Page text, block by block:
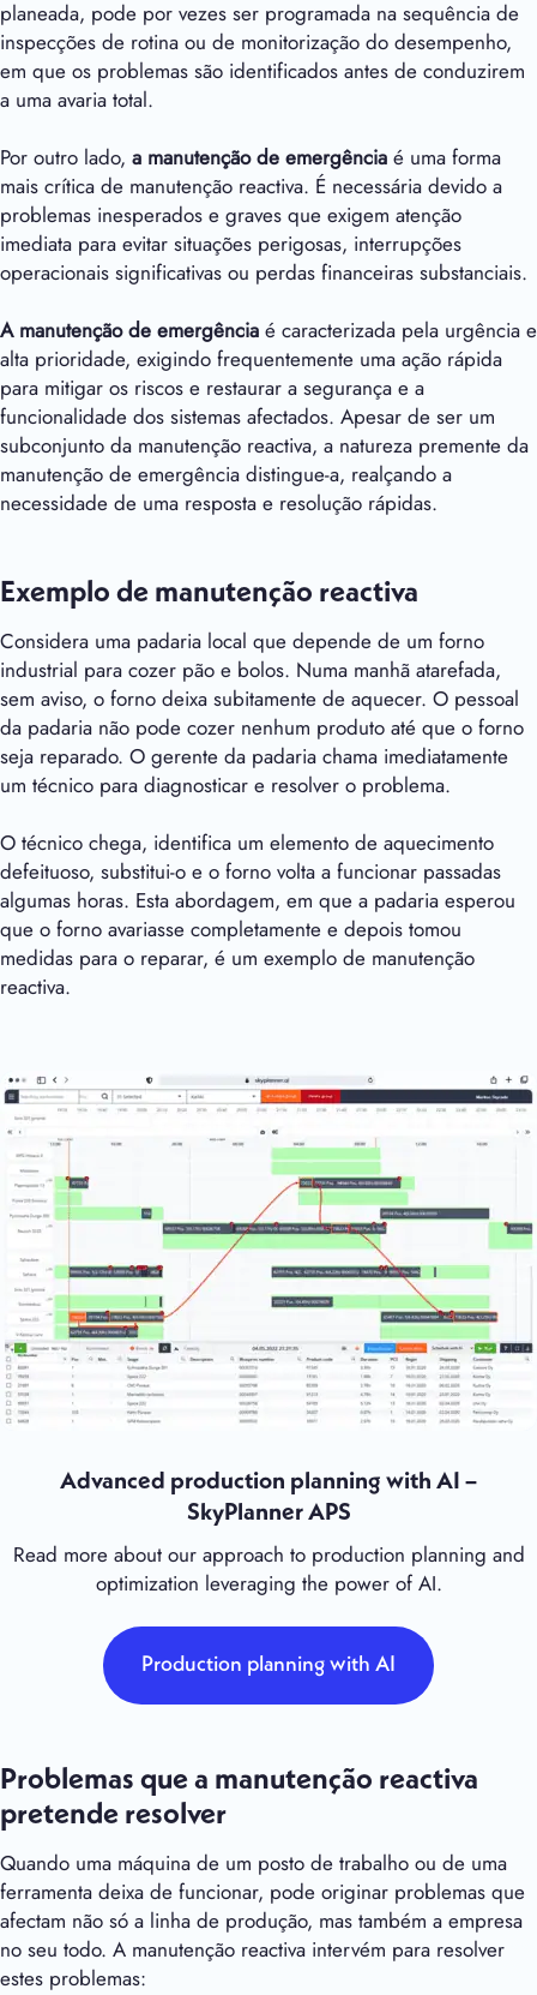
planeada, pode por vezes ser programada na sequência de
inspecções de rotina ou de monitorização do desempenho,
em que os problemas são identificados antes de conduzirem
a uma avaria total.
Por outro lado, a manutenção de emergência é uma forma
mais crítica de manutenção reactiva. É necessária devido a
problemas inesperados e graves que exigem atenção
imediata para evitar situações perigosas, interrupções
operacionais significativas ou perdas financeiras substanciais.
A manutenção de emergência é caracterizada pela urgência e
alta prioridade, exigindo frequentemente uma ação rápida
para mitigar os riscos e restaurar a segurança e a
funcionalidade dos sistemas afectados. Apesar de ser um
subconjunto da manutenção reactiva, a natureza premente da
manutenção de emergência distingue-a, realçando a
necessidade de uma resposta e resolução rápidas.
Exemplo de manutenção reactiva
Considera uma padaria local que depende de um forno
industrial para cozer pão e bolos. Numa manhã atarefada,
sem aviso, o forno deixa subitamente de aquecer. O pessoal
da padaria não pode cozer nenhum produto até que o forno
seja reparado. O gerente da padaria chama imediatamente
um técnico para diagnosticar e resolver o problema.
O técnico chega, identifica um elemento de aquecimento
defeituoso, substitui-o e o forno volta a funcionar passadas
algumas horas. Esta abordagem, em que a padaria esperou
que o forno avariasse completamente e depois tomou
medidas para o reparar, é um exemplo de manutenção
reactiva.
Advanced production planning with AI –
SkyPlanner APS
Read more about our approach to production planning and
optimization leveraging the power of AI.
Production planning with AI
Problemas que a manutenção reactiva
pretende resolver
Quando uma máquina de um posto de trabalho ou de uma
ferramenta deixa de funcionar, pode originar problemas que
afectam não só a linha de produção, mas também a empresa
no seu todo. A manutenção reactiva intervém para resolver
estes problemas: